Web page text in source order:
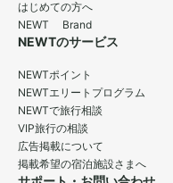
はじめての方へ
NEWT Brand
NEWTのサービス
NEWTポイント
NEWTエリートプログラム
NEWTで旅行相談
VIP旅行の相談
広告掲載について
掲載希望の宿泊施設さまへ